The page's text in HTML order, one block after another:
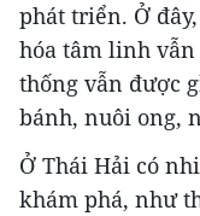
phát triển. Ở
hóa tâm linh
thống vẫn được
bánh, nuôi ong,
Ở Thái Hải có
khám phá, như